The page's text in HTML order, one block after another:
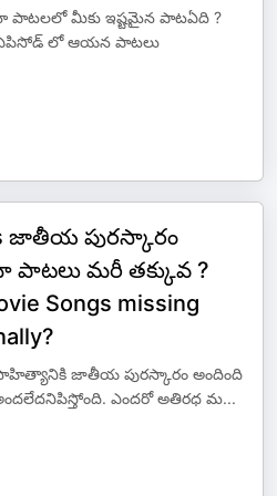
మీకు ఇష్టమైన పాటఏది ?
ఎపిసోడ్ లో ఆయన పాటలు
జాతీయ పురస్కారం
పాటలు మరీ తక్కువ ?
Songs missing
జాతీయ పురస్కారం అందింది
ఎందరో అతిరధ మ...